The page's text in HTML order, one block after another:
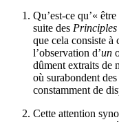
Qu’est-ce qu’«
suite des
que cela consiste à
l’observation d’un
dûment extraits de
où surabondent
constamment de
Cette attention